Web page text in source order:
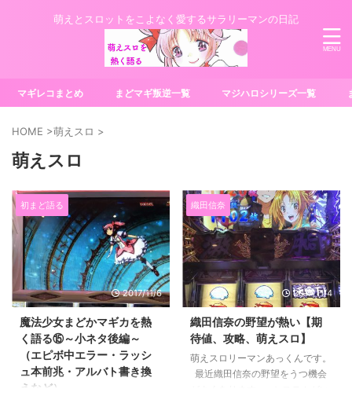
萌えとスロットをこよなく愛するサラリーマンの日記
マギレコまとめ まどマギ叛逆一覧 マジハロシリーズ一覧
HOME >萌えスロ >
萌えスロ
初まど語る
2017/11/6
魔法少女まどかマギカを熱
く語る⑮～小ネタ後編～
（エピボ中エラー・ラッシ
ュ本前兆・アルバト書き換
えなど）
織田信奈
2017/11/4
織田信奈の野望が熱い【期
待値、攻略、萌えスロ】
萌えスロリーマンあっくんです。
最近織田信奈の野望をうつ機会